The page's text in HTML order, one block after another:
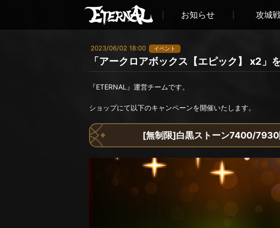
お知らせ 攻城
2023/06/02 18:00 イベント
「アークロアボックス【エピック】 x2」
『ETERNAL』運営チームです。
ショップにて以下のキャンペーンを開催いたします。
[無制限]白黒ストーン7400/7930